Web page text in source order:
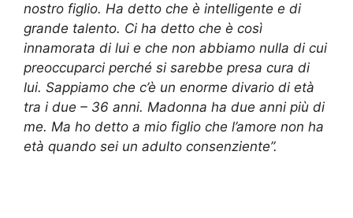
nostro figlio. Ha detto che è intelligente e di
grande talento. Ci ha detto che è così
innamorata di lui e che non abbiamo nulla di cui
preoccuparci perché si sarebbe presa cura di
lui. Sappiamo che c’è un enorme divario di età
tra i due – 36 anni. Madonna ha due anni più di
me. Ma ho detto a mio figlio che l’amore non ha
età quando sei un adulto consenziente”.